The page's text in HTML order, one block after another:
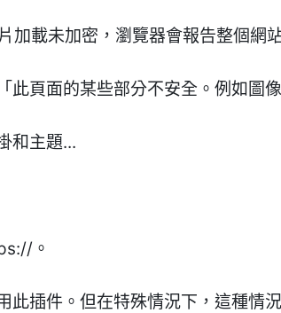
載未加密，瀏覽器會報告整個網
頁面的某些部分不安全。例如圖像
和主題...
。
插件。但在特殊情況下，這種情